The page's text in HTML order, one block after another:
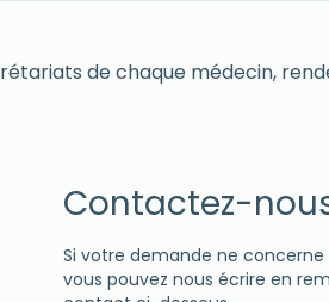
de chaque médecin,
Contactez-
Si votre demande ne
vous pouvez nous écrire en